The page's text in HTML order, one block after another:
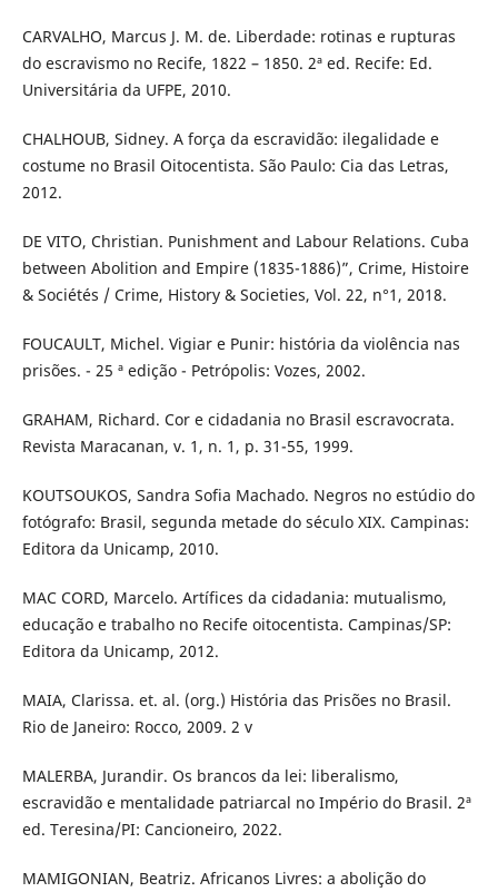
CARVALHO, Marcus J. M. de. Liberdade: rotinas e rupturas
do escravismo no Recife, 1822 – 1850. 2ª ed. Recife: Ed.
Universitária da UFPE, 2010.
CHALHOUB, Sidney. A força da escravidão: ilegalidade e
costume no Brasil Oitocentista. São Paulo: Cia das Letras,
2012.
DE VITO, Christian. Punishment and Labour Relations. Cuba
between Abolition and Empire (1835-1886)”, Crime, Histoire
& Sociétés / Crime, History & Societies, Vol. 22, n°1, 2018.
FOUCAULT, Michel. Vigiar e Punir: história da violência nas
prisões. - 25 ª edição - Petrópolis: Vozes, 2002.
GRAHAM, Richard. Cor e cidadania no Brasil escravocrata.
Revista Maracanan, v. 1, n. 1, p. 31-55, 1999.
KOUTSOUKOS, Sandra Sofia Machado. Negros no estúdio do
fotógrafo: Brasil, segunda metade do século XIX. Campinas:
Editora da Unicamp, 2010.
MAC CORD, Marcelo. Artífices da cidadania: mutualismo,
educação e trabalho no Recife oitocentista. Campinas/SP:
Editora da Unicamp, 2012.
MAIA, Clarissa. et. al. (org.) História das Prisões no Brasil.
Rio de Janeiro: Rocco, 2009. 2 v
MALERBA, Jurandir. Os brancos da lei: liberalismo,
escravidão e mentalidade patriarcal no Império do Brasil. 2ª
ed. Teresina/PI: Cancioneiro, 2022.
MAMIGONIAN, Beatriz. Africanos Livres: a abolição do